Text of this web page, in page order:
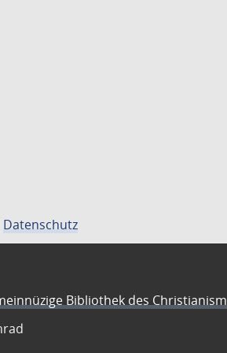
Datenschutz
Bibliothek des Christianism